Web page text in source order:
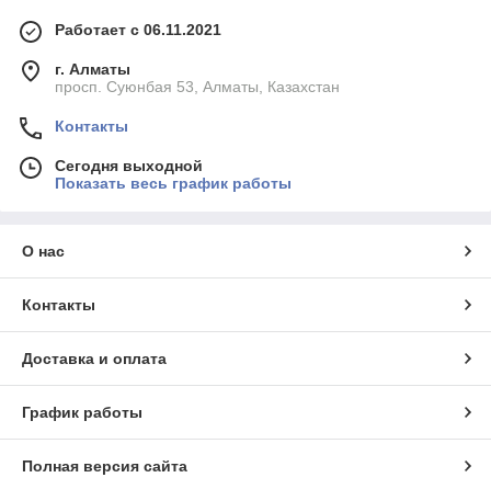
Работает с 06.11.2021
г. Алматы
просп. Суюнбая 53, Алматы, Казахстан
Контакты
Сегодня выходной
Показать весь график работы
О нас
Контакты
Доставка и оплата
График работы
Полная версия сайта